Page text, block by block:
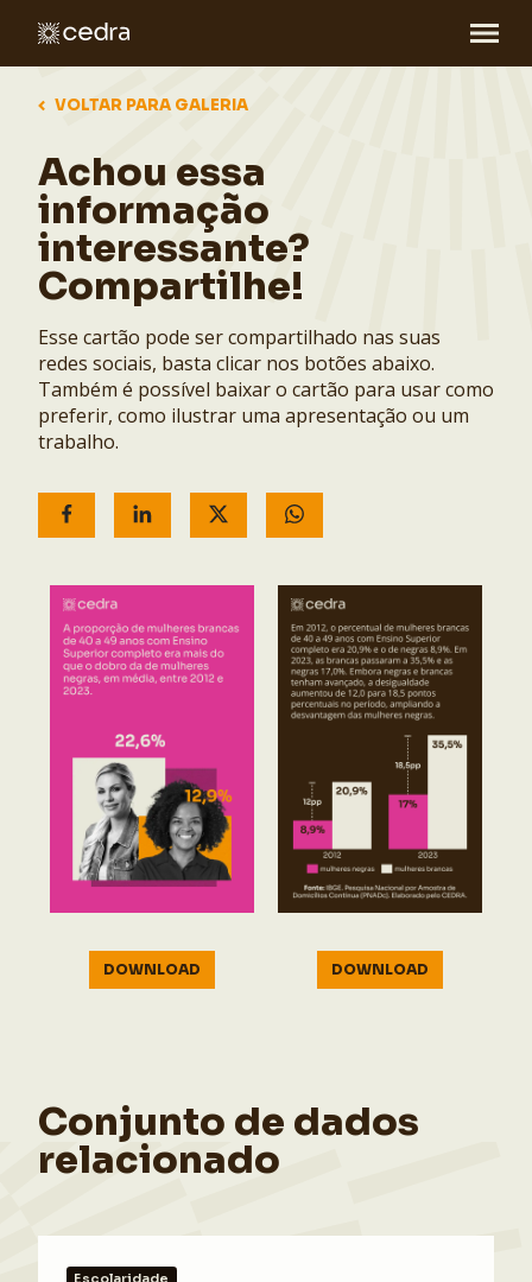
DOWNLOAD DOWNLOAD
VOLTAR PARA GALERIA
Achou essa
informação
interessante?
Compartilhe!
Esse cartão pode ser compartilhado nas suas
redes sociais, basta clicar nos botões abaixo.
Também é possível baixar o cartão para usar como
preferir, como ilustrar uma apresentação ou um
trabalho.
Conjunto de dados
relacionado